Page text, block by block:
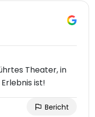
Theater, in
ist!
Bericht